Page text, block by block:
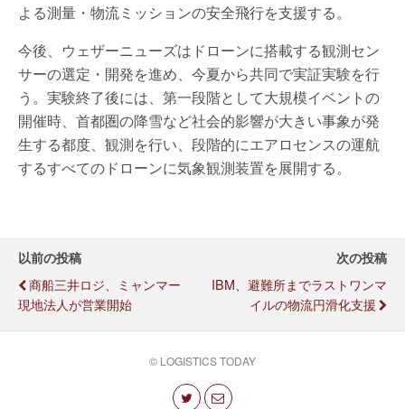
よる測量・物流ミッションの安全飛行を支援する。
今後、ウェザーニューズはドローンに搭載する観測セン
サーの選定・開発を進め、今夏から共同で実証実験を行
う。実験終了後には、第一段階として大規模イベントの
開催時、首都圏の降雪など社会的影響が大きい事象が発
生する都度、観測を行い、段階的にエアロセンスの運航
するすべてのドローンに気象観測装置を展開する。
以前の投稿
商船三井ロジ、ミャンマー
現地法人が営業開始
次の投稿
IBM、避難所までラストワンマ
イルの物流円滑化支援
© LOGISTICS TODAY